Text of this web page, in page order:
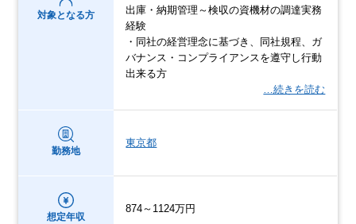
対象となる方
出庫・納期管理～検収の資機材の調達実務
経験
・同社の経営理念に基づき、同社規程、ガ
バナンス・コンプライアンスを遵守し行動
出来る方
…続きを読む
勤務地
東京都
想定年収
874～1124万円